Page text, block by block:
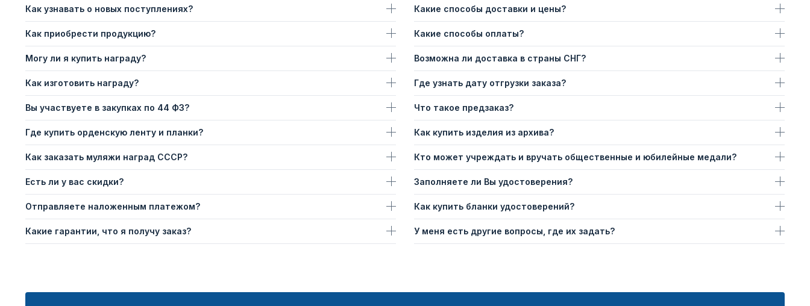
Как узнавать о новых поступлениях?
Как приобрести продукцию?
Могу ли я купить награду?
Как изготовить награду?
Вы участвуете в закупках по 44 ФЗ?
Где купить орденскую ленту и планки?
Как заказать муляжи наград СССР?
Есть ли у вас скидки?
Отправляете наложенным платежом?
Какие гарантии, что я получу заказ?
Какие способы доставки и цены?
Какие способы оплаты?
Возможна ли доставка в страны СНГ?
Где узнать дату отгрузки заказа?
Что такое предзаказ?
Как купить изделия из архива?
Кто может учреждать и вручать общественные и юбилейные медали?
Заполняете ли Вы удостоверения?
Как купить бланки удостоверений?
У меня есть другие вопросы, где их задать?